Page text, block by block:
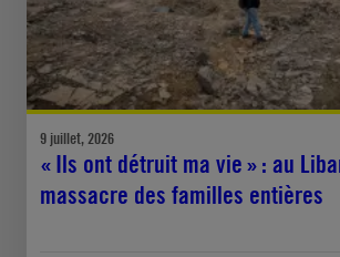
9 juillet, 2026
« Ils ont détruit ma vie » : au
massacre des familles entières